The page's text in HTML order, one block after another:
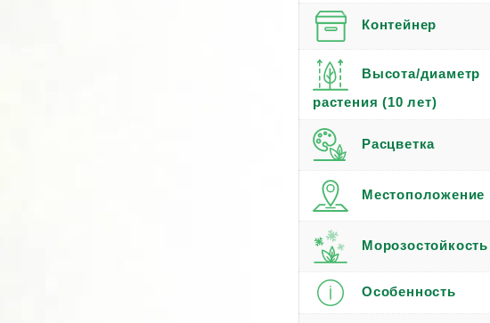
Контейнер
Высота/диаметр
растения (10 лет)
Расцветка
Местоположение
Морозостойкость
Особенность